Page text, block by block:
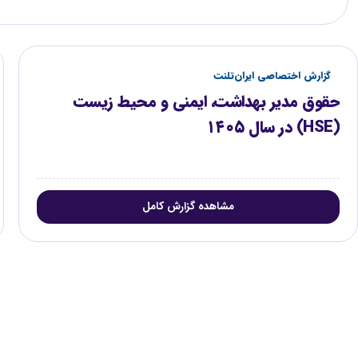
گزارش اختصاصی ایران‌تلنت
حقوق مدیر بهداشت، ایمنی و محیط زیست
(HSE) در سال ۱۴۰۵
مشاهده گزارش کامل